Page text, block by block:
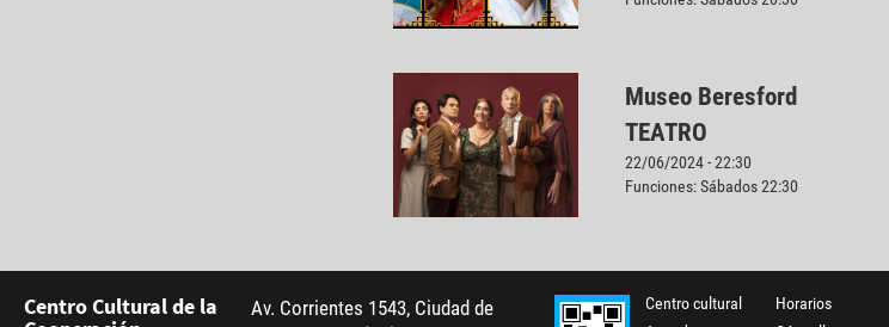
Museo Beresford
TEATRO
22/06/2024 - 22:30
Funciones: Sábados 22:30
Centro Cultural de la
Av. Corrientes 1543, Ciudad de
Centro cultural
Horarios